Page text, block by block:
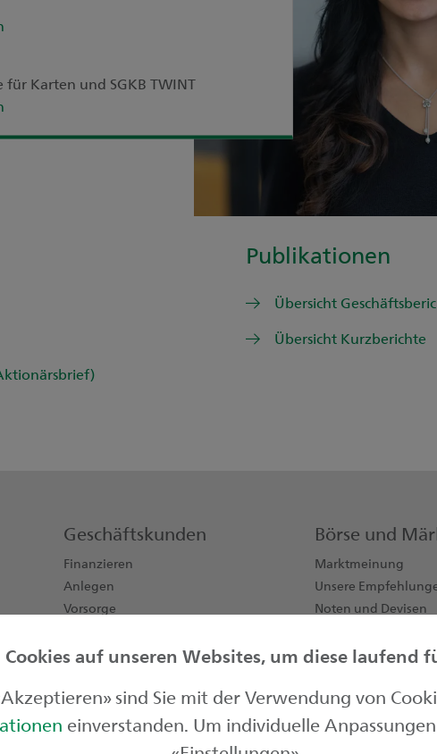
für Karten und SGKB TWINT
Publikationen
Übersicht
Übersicht Kurzberichte
Geschäftskunden
Finanzieren
Anlegen
Vorsorge
Jungunternehmen
Börse und
Marktmeinung
Unsere
Noten und Devisen
auf unseren Websites, um diese laufend
sind Sie mit der Verwendung von
einverstanden. Um individuelle